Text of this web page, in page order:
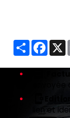
Partager X
envoyée
lien et